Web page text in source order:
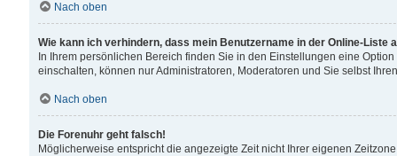
Nach oben
Wie kann ich verhindern, dass mein Benutzername in der Online-Liste
In Ihrem persönlichen Bereich finden Sie in den Einstellungen eine
einschalten, können nur Administratoren, Moderatoren und Sie selbst
Nach oben
Die Forenuhr geht falsch!
Möglicherweise entspricht die angezeigte Zeit nicht Ihrer eigenen